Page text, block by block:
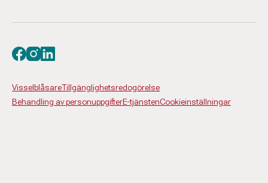
VisselblåsareTillgänglighetsredogörelse
Behandling av personuppgifterE-tjänstenCookieinställningar
Besök oss på facebook
Besök oss på instagram
Besök oss på linkedin